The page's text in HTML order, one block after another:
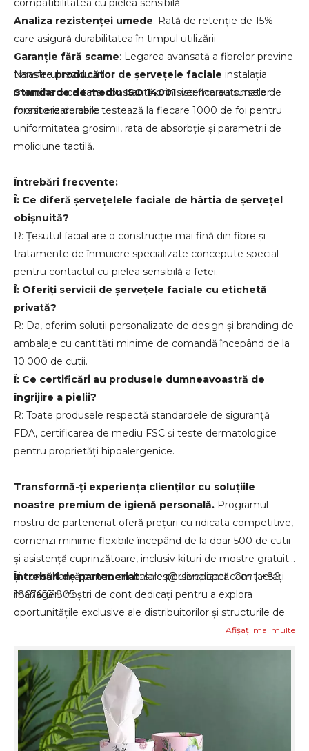
compatibilitatea cu pielea sensibilă
Analiza rezistenței umede: Rată de retenție de 15%
care asigură durabilitatea în timpul utilizării
Garanție fără scame: Legarea avansată a fibrelor previne
transferul reziduurilor
Standarde de mediu ISO 14001: verificarea surselor
forestiere durabile
Noastreproducător de șervețele faciale instalația
menține o calitate constantă prin sisteme automate de
monitorizare care testează la fiecare 1000 de foi pentru
uniformitatea grosimii, rata de absorbție și parametrii de
moliciune tactilă.
Întrebări frecvente:
Î: Ce diferă șervețelele faciale de hârtia de șervețel
obișnuită?
R: Țesutul facial are o construcție mai fină din fibre și
tratamente de înmuiere specializate concepute special
pentru contactul cu pielea sensibilă a feței.
Î: Oferiți servicii de șervețele faciale cu etichetă
privată?
R: Da, oferim soluții personalizate de design și branding de
ambalaje cu cantități minime de comandă începând de la
10.000 de cutii.
Î: Ce certificări au produsele dumneavoastră de
îngrijire a pielii?
R: Toate produsele respectă standardele de siguranță
FDA, certificarea de mediu FSC și teste dermatologice
pentru proprietăți hipoalergenice.
Transformă-ți experiența clienților cu soluțiile
noastre premium de igienă personală. Programul
nostru de parteneriat oferă prețuri cu ridicata competitive,
comenzi minime flexibile începând de la doar 500 de cutii
și asistență cuprinzătoare, inclusiv kituri de mostre gratuite
și consultanță pentru ambalare personalizată. Contactați
managerii noștri de cont dedicați pentru a explora
oportunitățile exclusive ale distribuitorilor și structurile de
prețuri de volum adaptate nevoilor pieței dumneavoastră.
Întrebări de parteneriat: sales@ulivepaper.com | +86-
18676551805
Afișați mai multe